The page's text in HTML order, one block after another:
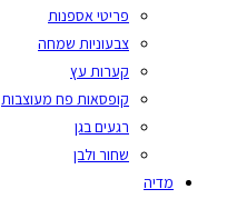
פריטי אספנות
צבעוניות שמחה
קערות עץ
קופסאות פח מעוצבות
רגעים בגן
שחור ולבן
מדיה